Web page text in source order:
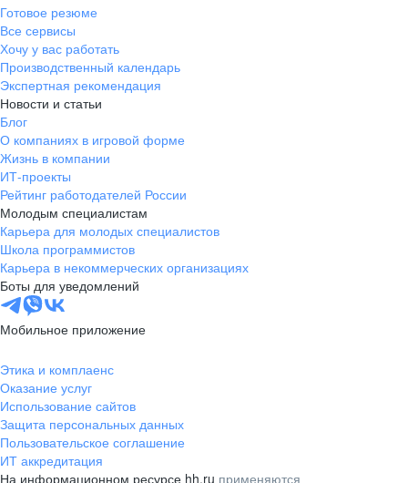
Готовое резюме
Все сервисы
Хочу у вас работать
Производственный календарь
Экспертная рекомендация
Новости и статьи
Блог
О компаниях в игровой форме
Жизнь в компании
ИТ-проекты
Рейтинг работодателей России
Молодым специалистам
Карьера для молодых специалистов
Школа программистов
Карьера в некоммерческих организациях
Боты для уведомлений
Мобильное приложение
Этика и комплаенс
Оказание услуг
Использование сайтов
Защита персональных данных
Пользовательское соглашение
ИТ аккредитация
На информационном ресурсе hh.ru применяются